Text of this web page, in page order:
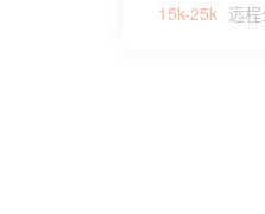
15k-25k 远